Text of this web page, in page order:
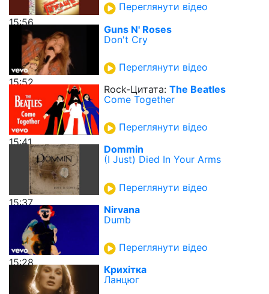
15:56
Переглянути відео
15:52
Guns N' Roses
Don't Cry
Переглянути відео
15:41
Rock-Цитата: The Beatles
Come Together
Переглянути відео
15:37
Dommin
(I Just) Died In Your Arms
Переглянути відео
15:28
Nirvana
Dumb
Переглянути відео
Крихітка
Ланцюг